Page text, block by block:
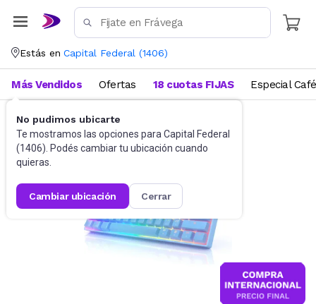
Estás en Capital Federal (1406)
No pudimos ubicarte
Te mostramos las opciones para Capital Federal
(1406). Podés cambiar tu ubicación cuando
quieras.
cambiar ubicación cerrar
Más Vendidos Ofertas 18 cuotas FIJAS Especial Café
Gaming PC Teclados